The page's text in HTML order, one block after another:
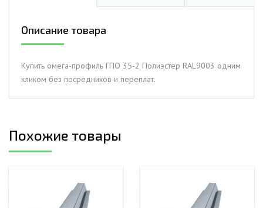
Полиэстер
RAL9003
Описание товара
Купить омега-профиль ГПО 35-2 Полиэстер RAL9003 одним
кликом без посредников и переплат.
Похожие товары